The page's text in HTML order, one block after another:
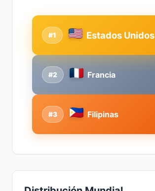
#2 Francia
#1 Estados Unidos
#3 Filipinas